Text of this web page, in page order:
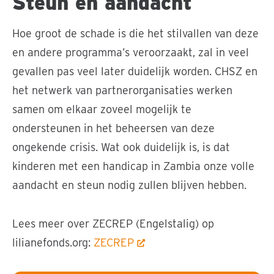
Hoe groot de schade is die het stilvallen van deze
en andere programma’s veroorzaakt, zal in veel
gevallen pas veel later duidelijk worden. CHSZ en
het netwerk van partnerorganisaties werken
samen om elkaar zoveel mogelijk te
ondersteunen in het beheersen van deze
ongekende crisis. Wat ook duidelijk is, is dat
kinderen met een handicap in Zambia onze volle
aandacht en steun nodig zullen blijven hebben.
Lees meer over ZECREP (Engelstalig) op
lilianefonds.org: ZECREP